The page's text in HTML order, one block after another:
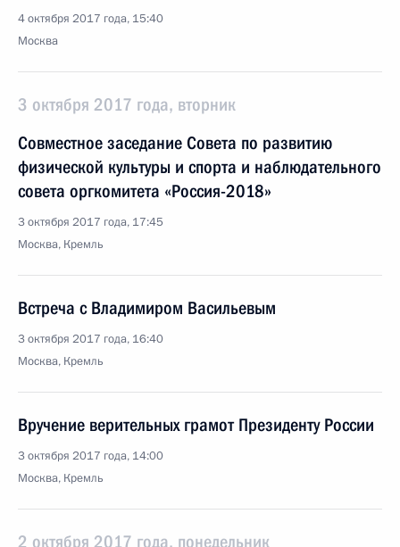
4 октября 2017 года, 15:40
Москва
3 октября 2017 года, вторник
Совместное заседание Совета по развитию
физической культуры и спорта и наблюдательного
совета оргкомитета «Россия-2018»
3 октября 2017 года, 17:45
Москва, Кремль
Встреча с Владимиром Васильевым
3 октября 2017 года, 16:40
Москва, Кремль
Вручение верительных грамот Президенту России
3 октября 2017 года, 14:00
Москва, Кремль
2 октября 2017 года, понедельник